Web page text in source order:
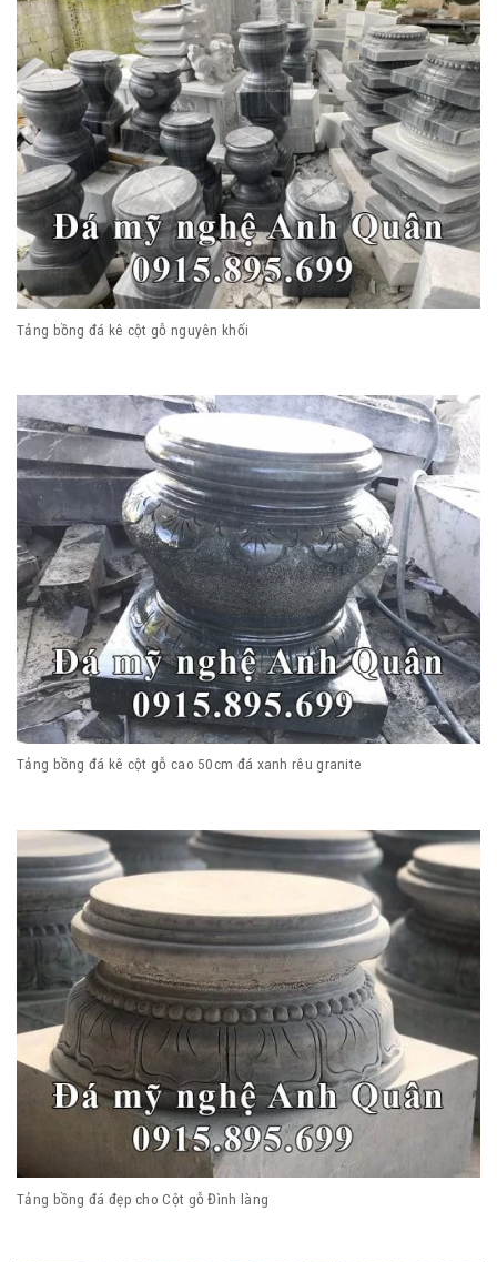
Tảng bồng đá kê cột gỗ nguyên khối
Tảng bồng đá kê cột gỗ cao 50cm đá xanh rêu granite
Tảng bồng đá đẹp cho Cột gỗ Đình làng